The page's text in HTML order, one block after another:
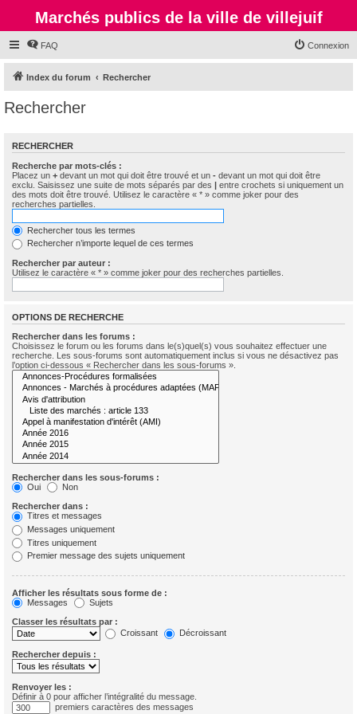
Marchés publics de la ville de villejuif
FAQ Connexion
Index du forum Rechercher
Rechercher
RECHERCHER
Recherche par mots-clés :
Placez un + devant un mot qui doit être trouvé et un - devant un mot qui doit être
exclu. Saisissez une suite de mots séparés par des | entre crochets si uniquement un
des mots doit être trouvé. Utilisez le caractère « * » comme joker pour des
recherches partielles.
Rechercher tous les termes
Rechercher n’importe lequel de ces termes
Rechercher par auteur :
Utilisez le caractère « * » comme joker pour des recherches partielles.
OPTIONS DE RECHERCHE
Rechercher dans les forums :
Choisissez le forum ou les forums dans le(s)quel(s) vous souhaitez effectuer une
recherche. Les sous-forums sont automatiquement inclus si vous ne désactivez pas
l’option ci-dessous « Rechercher dans les sous-forums ».
Rechercher dans les sous-forums :
Oui
Non
Rechercher dans :
Titres et messages
Messages uniquement
Titres uniquement
Premier message des sujets uniquement
Afficher les résultats sous forme de :
Messages
Sujets
Classer les résultats par :
Croissant
Décroissant
Rechercher depuis :
Renvoyer les :
Définir à 0 pour afficher l’intégralité du message.
premiers caractères des messages